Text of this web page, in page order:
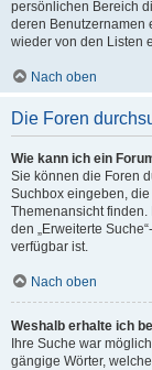
persönlichen Bereich
deren Benutzernamen
wieder von den Listen
Nach oben
Die Foren
Wie kann ich ein
Sie können die Foren
Suchbox eingeben,
Themenansicht
den „Erweiterte
verfügbar ist.
Nach oben
Weshalb erhalte ich
Ihre Suche war
gängige Wörter,